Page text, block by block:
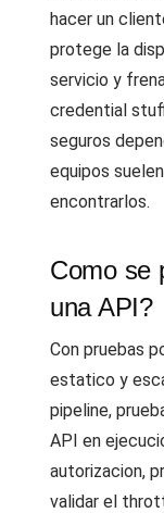
hacer un
protege la
servicio y
credential
seguros
equipos
encontrarlos.
Como se
una API?
Con pruebas
estatico y
pipeline,
API en
autorizacion,
validar el